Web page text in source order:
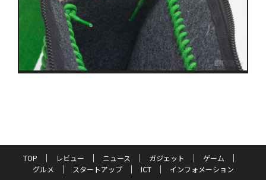
TOP レビュー ニュース ガジェット
ゲーム
グルメ
スタートアップ ICT
インフォメーション